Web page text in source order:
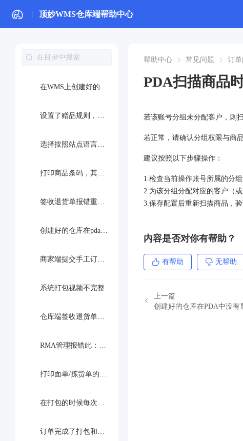
顶妙WMS仓库端帮助中心
为什么我的订单店铺商品需要2个但是打印的面单只显示一个sku
在WMS上创建好的仓库在pda中没有显示出来无法选择
设置了赠品规则，订单出现后没有添加上赠品
选择按照站点语言打印，但是加打的内容还是中文
打印商品条码，其他信息正常打印，唯独二维码没有显示
签收退货单报错重量单位已更改：Weight Unit has changed
创建好的仓库在pda中没有显示出来无法选择
商家端提交手工订单报错:Sender Postcode cannot be empty；但是创建手工订单的时候没有发件人的字段填写 是什么原因
系统打包视频不完整
仓库端签收退货单的时候创建退货单报错：goodssku必填
RMA管理报错此：订单没有需要退货的商品
打印面单/拣货单的时候提示：the font Microsoft YaHei can not display，要怎么处理？
在打包的时候每次出面单之前都要选择打印机，系统里可以设置默认打印机吗？
订单完成了打包和打印面单，没有自动流转到已出库是什么原因？出库设置没有问题
帮助中心 常见问题 订
PDA扫描商品
若该账号分组未分配客户，则
若正常，请确认分组权限与商
建议按照以下步骤操作：
1.检查当前操作账号所属的分组
2.为该分组分配对应的客户（或
3.保存配置后重新扫描商品，验
内容是否对你有帮助？
有帮助 无帮助
上一篇
创建好的仓库在PDA中没有